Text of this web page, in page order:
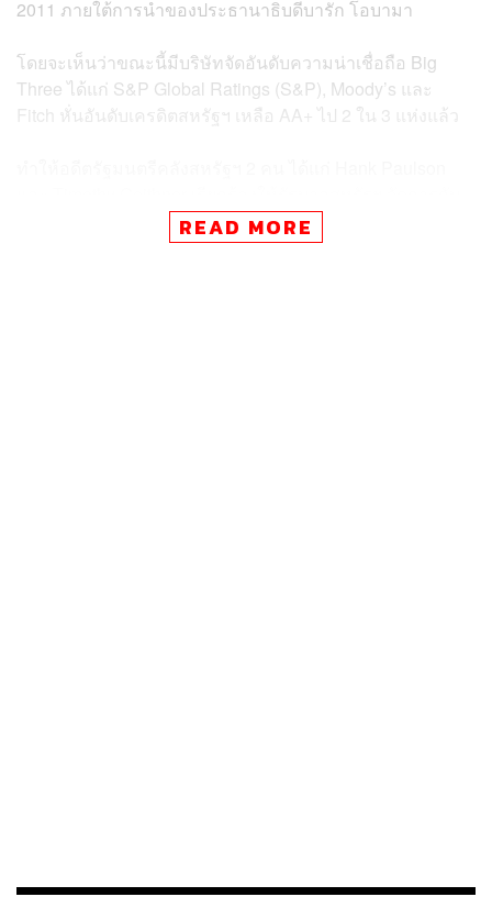
2011 ภายใต้การนำของประธานาธิบดีบารัก โอบามา
โดยจะเห็นว่าขณะนี้มีบริษัทจัดอันดับความน่าเชื่อถือ Big
Three ได้แก่ S&P Global Ratings (S&P), Moody’s และ
Fitch หั่นอันดับเครดิตสหรัฐฯ เหลือ AA+ ไป 2 ใน 3 แห่งแล้ว
ความท้าทายทางการคลังระยะยาวของประเทศ ก่อนที่ปัญหา
เหล่านั้นจะไม่สามารถแก้ไขได้
READ MORE